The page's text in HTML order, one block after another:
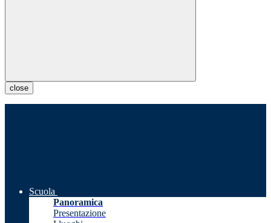
close
Scuola
Panoramica
Presentazione